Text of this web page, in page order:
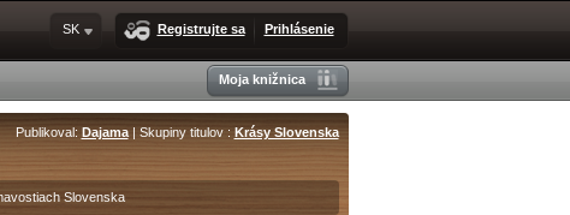
Registrujte sa Prihlásenie
SK
Moja knižnica
Publikoval: Dajama| Skupiny titulov :Krásy Slovenska
Slovenska